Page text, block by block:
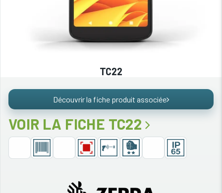
TC22
Découvrir la fiche produit associée
VOIR LA FICHE TC22